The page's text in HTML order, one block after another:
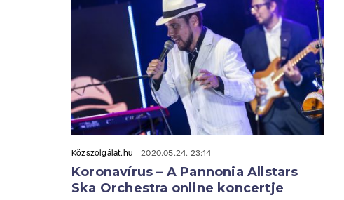
Közszolgálat.hu 2020.05.24. 23:14
Koronavírus – A Pannonia Allstars
Ska Orchestra online koncertje